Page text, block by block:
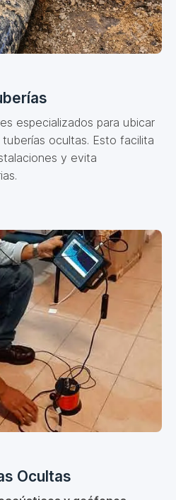
especializados para ubicar
ocultas. Esto facilita
y evita
Ocultas